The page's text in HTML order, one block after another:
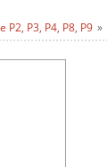
P3, P4, P8, P9